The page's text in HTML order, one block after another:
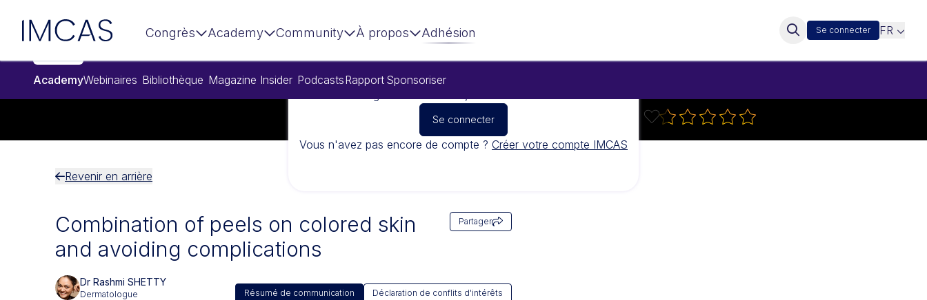
IMCAS
Congrès Academy Community À propos Adhésion Se connecter FR
AcademyWebinaires Bibliothèque Magazine Insider PodcastsRapport Sponsoriser
Se connecter
Vous n'avez pas encore de compte ? Créer votre compte IMCAS
Revenir en arrière
Combination of peels on colored skin
and avoiding complications
Partager
Dr Rashmi SHETTY
Dermatologue Résumé de communication Déclaration de conflits d'intérêts